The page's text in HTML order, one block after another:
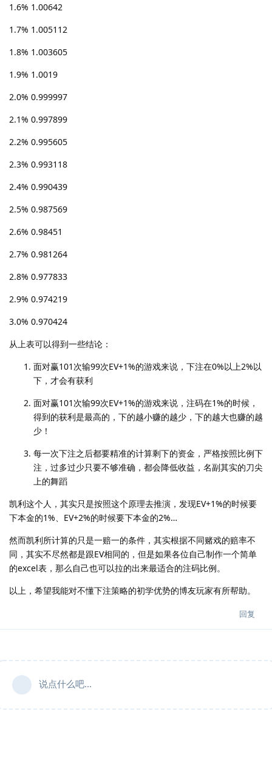
1.6% 1.00642
1.7% 1.005112
1.8% 1.003605
1.9% 1.0019
2.0% 0.999997
2.1% 0.997899
2.2% 0.995605
2.3% 0.993118
2.4% 0.990439
2.5% 0.987569
2.6% 0.98451
2.7% 0.981264
2.8% 0.977833
2.9% 0.974219
3.0% 0.970424
从上表可以得到一些结论：
面对赢101次输99次EV+1%的游戏来说，下注在0%以上2%以
下，才会有获利
面对赢101次输99次EV+1%的游戏来说，注码在1%的时候，
得到的获利是最高的，下的越小赚的越少，下的越大也赚的越
少！
每一次下注之后都要精准的计算剩下的资金，严格按照比例下
注，过多过少只要不够准确，都会降低收益，名副其实的刀尖
上的舞蹈
凯利这个人，其实只是按照这个原理去推演，发现EV+1%的时候要
下本金的1%、EV+2%的时候要下本金的2%…
然而凯利所计算的只是一赔一的条件，其实根据不同赌戏的赔率不
同，其实不尽然都是跟EV相同的，但是如果各位自己制作一个简单
的excel表，那么自己也可以拉的出来最适合的注码比例。
以上，希望我能对不懂下注策略的初学优势的博友玩家有所帮助。
回复
说点什么吧...